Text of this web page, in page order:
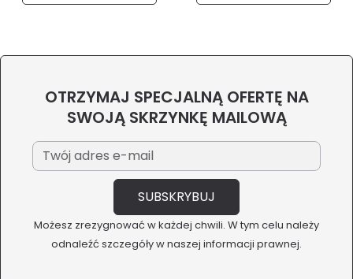
OTRZYMAJ SPECJALNĄ OFERTĘ NA
SWOJĄ SKRZYNKĘ MAILOWĄ
Możesz zrezygnować w każdej chwili. W tym celu należy
odnaleźć szczegóły w naszej informacji prawnej.